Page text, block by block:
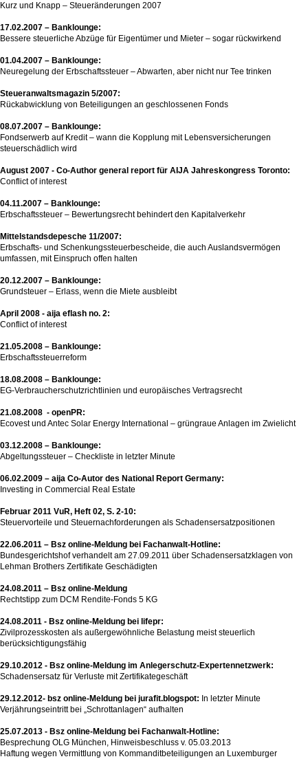
Kurz und Knapp – Steueränderungen 2007
17.02.2007 – Banklounge:
Bessere steuerliche Abzüge für Eigentümer und Mieter – sogar rückwirkend
01.04.2007 – Banklounge:
Neuregelung der Erbschaftssteuer – Abwarten, aber nicht nur Tee trinken
Steueranwaltsmagazin 5/2007:
Rückabwicklung von Beteiligungen an geschlossenen Fonds
08.07.2007 – Banklounge:
Fondserwerb auf Kredit – wann die Kopplung mit Lebensversicherungen
steuerschädlich wird
August 2007 - Co-Author general report für AIJA Jahreskongress Toronto:
Conflict of interest
04.11.2007 – Banklounge:
Erbschaftssteuer – Bewertungsrecht behindert den Kapitalverkehr
Mittelstandsdepesche 11/2007:
Erbschafts- und Schenkungssteuerbescheide, die auch Auslandsvermögen
umfassen, mit Einspruch offen halten
20.12.2007 – Banklounge:
Grundsteuer – Erlass, wenn die Miete ausbleibt
April 2008 - aija eflash no. 2:
Conflict of interest
21.05.2008 – Banklounge:
Erbschaftssteuerreform
18.08.2008 – Banklounge:
EG-Verbraucherschutzrichtlinien und europäisches Vertragsrecht
21.08.2008 - openPR:
Ecovest und Antec Solar Energy International – grüngraue Anlagen im Zwielicht
03.12.2008 – Banklounge:
Abgeltungssteuer – Checkliste in letzter Minute
06.02.2009 – aija Co-Autor des National Report Germany:
Investing in Commercial Real Estate
Februar 2011 VuR, Heft 02, S. 2-10:
Steuervorteile und Steuernachforderungen als Schadensersatzpositionen
22.06.2011 – Bsz online-Meldung bei Fachanwalt-Hotline:
Bundesgerichtshof verhandelt am 27.09.2011 über Schadensersatzklagen von
Lehman Brothers Zertifikate Geschädigten
24.08.2011 – Bsz online-Meldung
Rechtstipp zum DCM Rendite-Fonds 5 KG
24.08.2011 - Bsz online-Meldung bei lifepr:
Zivilprozesskosten als außergewöhnliche Belastung meist steuerlich
berücksichtigungsfähig
29.10.2012 - Bsz online-Meldung im Anlegerschutz-Expertennetzwerk:
Schadensersatz für Verluste mit Zertifikategeschäft
29.12.2012- bsz online-Meldung bei jurafit.blogspot: In letzter Minute
Verjährungseintritt bei „Schrottanlagen“ aufhalten
25.07.2013 - Bsz online-Meldung bei Fachanwalt-Hotline:
Besprechung OLG München, Hinweisbeschluss v. 05.03.2013
Haftung wegen Vermittlung von Kommanditbeteiligungen an Luxemburger